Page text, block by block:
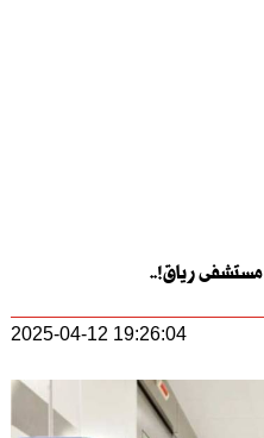
مستشفى رياق!..
2025-04-12 19:26:04